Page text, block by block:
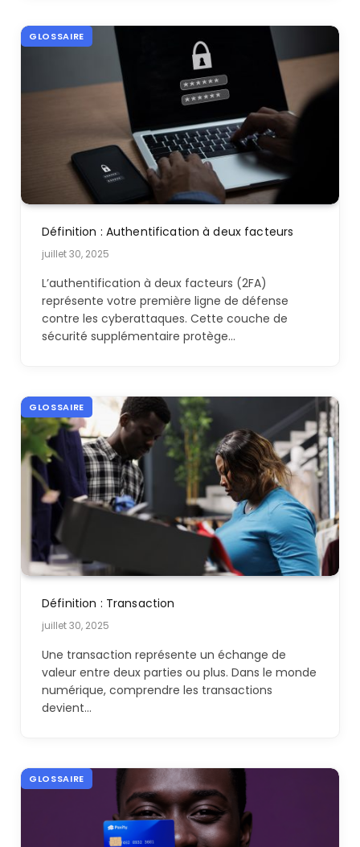
GLOSSAIRE
Définition : Authentification à deux facteurs
juillet 30, 2025
L’authentification à deux facteurs (2FA)
représente votre première ligne de défense
contre les cyberattaques. Cette couche de
sécurité supplémentaire protège…
GLOSSAIRE
Définition : Transaction
juillet 30, 2025
Une transaction représente un échange de
valeur entre deux parties ou plus. Dans le monde
numérique, comprendre les transactions
devient…
GLOSSAIRE